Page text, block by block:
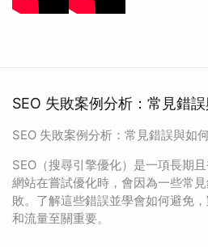
SEO 失敗案例分析：常見錯
SEO 失敗案例分析：常見錯誤與如
SEO（搜尋引擎優化）是一項長期
網站在嘗試優化時，會因為一些常
敗。了解這些錯誤並學會如何避免
和流量至關重要。